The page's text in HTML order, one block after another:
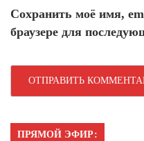
Сохранить моё имя,
браузере для
ПРЯМОЙ ЭФИР: